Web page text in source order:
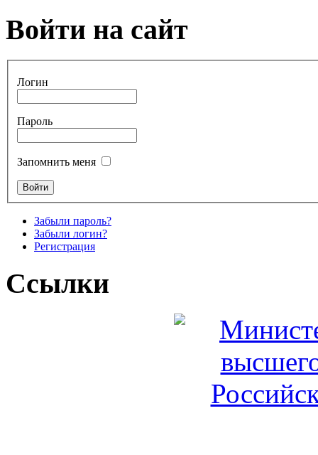
Войти на сайт
Логин
Пароль
Запомнить меня
Забыли пароль?
Забыли логин?
Регистрация
Ссылки